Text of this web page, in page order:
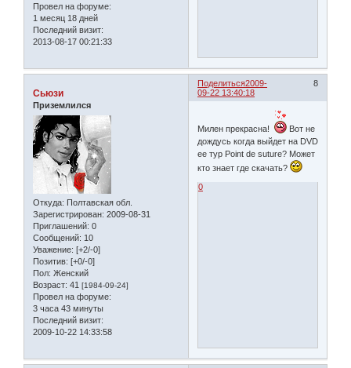
Провел на форуме:
1 месяц 18 дней
Последний визит:
2013-08-17 00:21:33
Поделиться 8
2009-
09-22 13:40:18
Сьюзи
Приземлился
Откуда: Полтавская обл.
Зарегистрирован: 2009-08-31
Приглашений: 0
Сообщений: 10
Уважение: [+2/-0]
Позитив: [+0/-0]
Пол: Женский
Возраст: 41 [1984-09-24]
Провел на форуме:
3 часа 43 минуты
Последний визит:
2009-10-22 14:33:58
Милен прекрасна!
Вот не
дождусь когда выйдет на DVD
ее тур Point de suture? Может
кто знает где скачать?
0